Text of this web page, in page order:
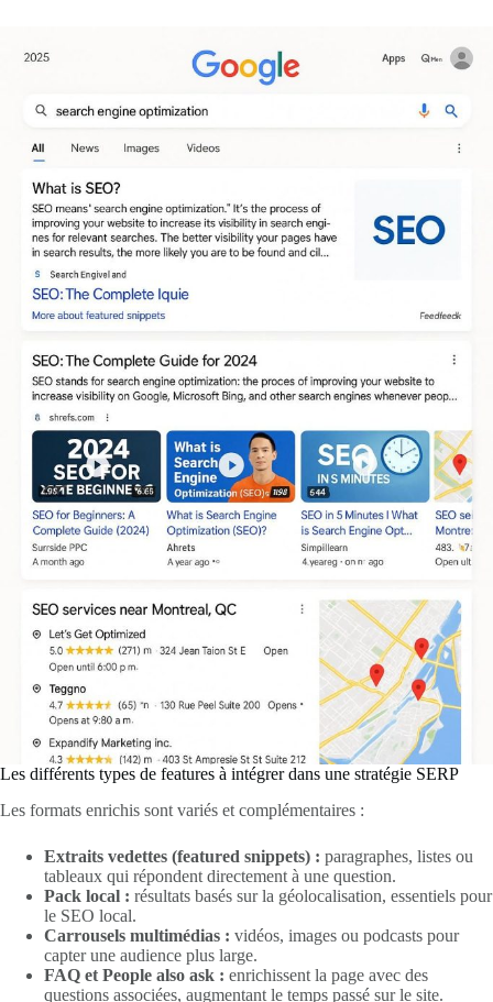
Les différents types de features à intégrer dans une stratégie SERP
Les formats enrichis sont variés et complémentaires :
Extraits vedettes (featured snippets) : paragraphes, listes ou
tableaux qui répondent directement à une question.
Pack local : résultats basés sur la géolocalisation, essentiels pour
le SEO local.
Carrousels multimédias : vidéos, images ou podcasts pour
capter une audience plus large.
FAQ et People also ask : enrichissent la page avec des
questions associées, augmentant le temps passé sur le site.